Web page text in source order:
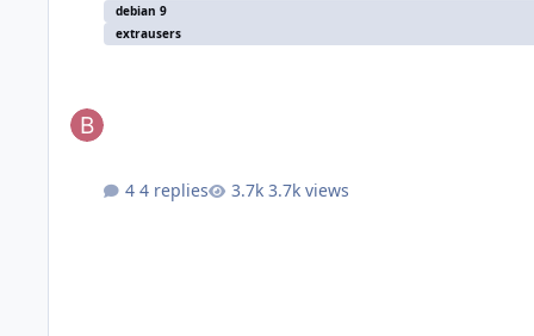
debian 9
extrausers
4 replies 3.7k views